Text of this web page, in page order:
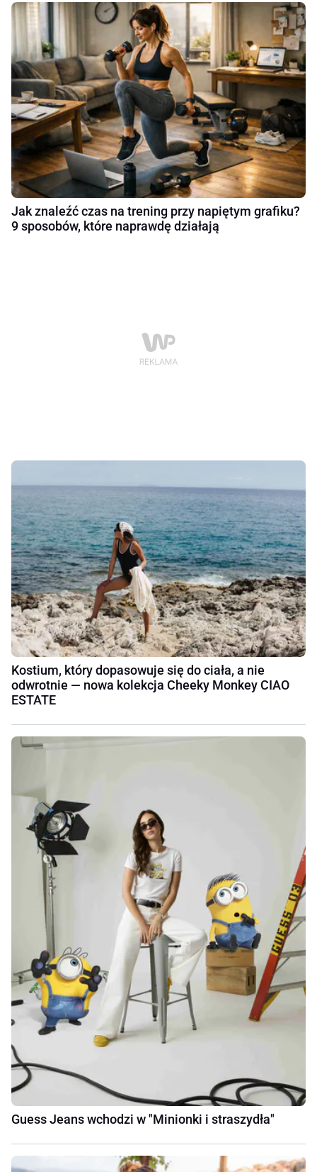
Jak znaleźć czas na trening przy napiętym grafiku?
9 sposobów, które naprawdę działają
Kostium, który dopasowuje się do ciała, a nie
odwrotnie — nowa kolekcja Cheeky Monkey CIAO
ESTATE
Guess Jeans wchodzi w "Minionki i straszydła"